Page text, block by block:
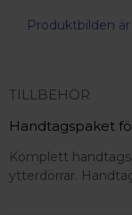
Produktbilden
TILLBEHÖR
Handtagspaket
Komplett
ytterdörrar.